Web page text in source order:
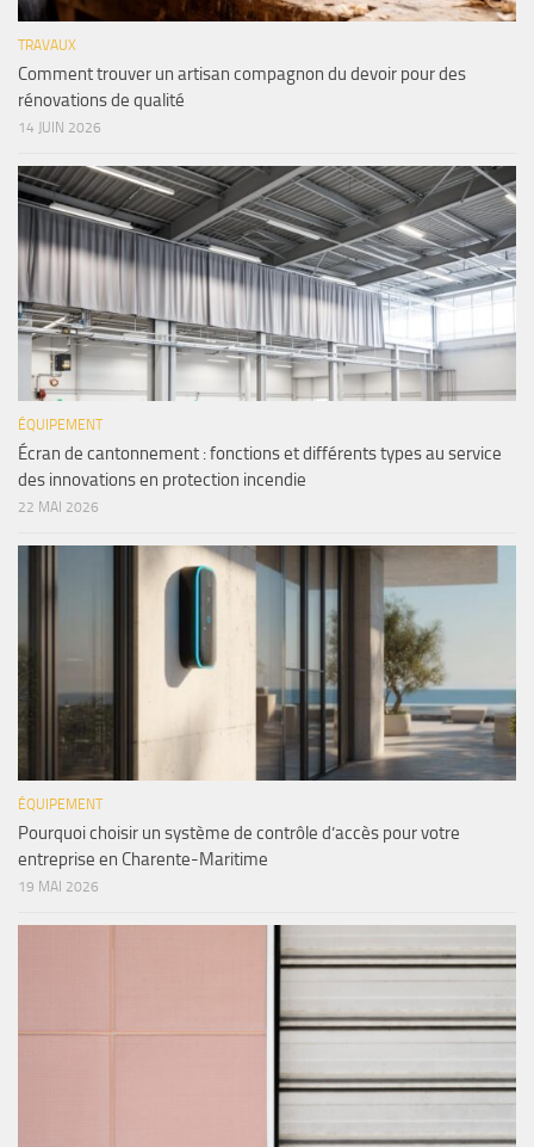
TRAVAUX
Comment trouver un artisan compagnon du devoir pour des
rénovations de qualité
14 JUIN 2026
ÉQUIPEMENT
Écran de cantonnement : fonctions et différents types au service
des innovations en protection incendie
22 MAI 2026
ÉQUIPEMENT
Pourquoi choisir un système de contrôle d’accès pour votre
entreprise en Charente-Maritime
19 MAI 2026